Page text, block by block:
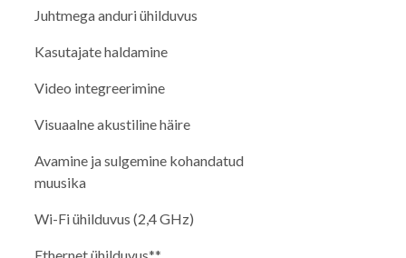
Juhtmega anduri ühilduvus
Kasutajate haldamine
Video integreerimine
Visuaalne akustiline häire
Avamine ja sulgemine kohandatud
muusika
Wi-Fi ühilduvus (2,4 GHz)